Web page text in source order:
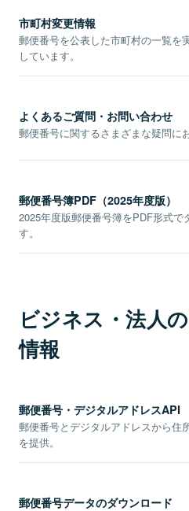
市町村変更情報
郵便番号を公表した市町村の一覧を
しています。
よくあるご質問・お問い合わせ
郵便番号に関するさまざまな疑問に
郵便番号簿PDF（2025年度版）
2025年度版郵便番号簿をPDF形式で
す。
ビジネス・法人
情報
郵便番号・デジタルアドレスAPI
郵便番号とデジタルアドレスから住
を提供。
郵便番号データのダウンロード